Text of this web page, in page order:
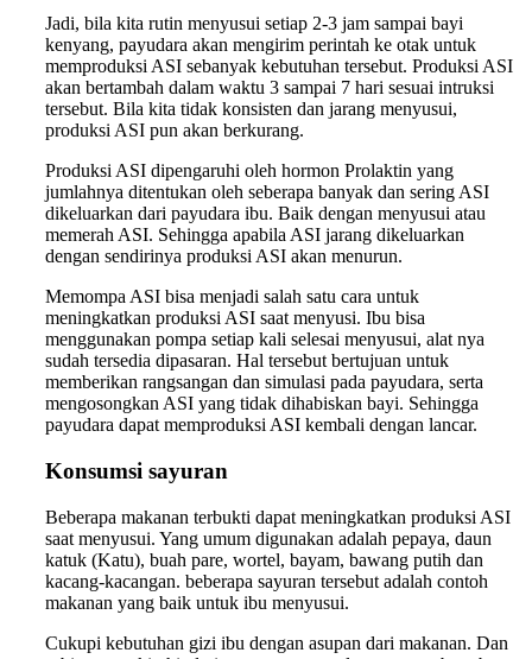
Jadi, bila kita rutin menyusui setiap 2-3 jam sampai bayi
kenyang, payudara akan mengirim perintah ke otak untuk
memproduksi ASI sebanyak kebutuhan tersebut. Produksi ASI
akan bertambah dalam waktu 3 sampai 7 hari sesuai intruksi
tersebut. Bila kita tidak konsisten dan jarang menyusui,
produksi ASI pun akan berkurang.
Produksi ASI dipengaruhi oleh hormon Prolaktin yang
jumlahnya ditentukan oleh seberapa banyak dan sering ASI
dikeluarkan dari payudara ibu. Baik dengan menyusui atau
memerah ASI. Sehingga apabila ASI jarang dikeluarkan
dengan sendirinya produksi ASI akan menurun.
Memompa ASI bisa menjadi salah satu cara untuk
meningkatkan produksi ASI saat menyusi. Ibu bisa
menggunakan pompa setiap kali selesai menyusui, alat nya
sudah tersedia dipasaran. Hal tersebut bertujuan untuk
memberikan rangsangan dan simulasi pada payudara, serta
mengosongkan ASI yang tidak dihabiskan bayi. Sehingga
payudara dapat memproduksi ASI kembali dengan lancar.
Konsumsi sayuran
Beberapa makanan terbukti dapat meningkatkan produksi ASI
saat menyusui. Yang umum digunakan adalah pepaya, daun
katuk (Katu), buah pare, wortel, bayam, bawang putih dan
kacang-kacangan. beberapa sayuran tersebut adalah contoh
makanan yang baik untuk ibu menyusui.
Cukupi kebutuhan gizi ibu dengan asupan dari makanan. Dan